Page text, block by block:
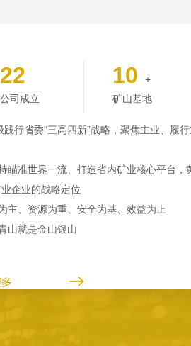
22
公司成立
10
+
矿山基地
践行省委“三高四新”战略，聚焦主业、履
瞄准世界一流、打造省内矿业核心平台
企业的战略定位
主、资源为重、安全为基、效益为上
山就是金山银山